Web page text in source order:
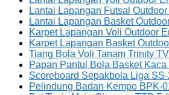
Lantai Lapangan Futsal
Lantai Lapangan Basket
Karpet Lapangan Voli Outdoor
Karpet Lapangan Basket
Tiang Bola Voli Tanam Trinity
Papan Pantul Bola Basket Kaca
Scoreboard Sepakbola Liga
Pelindung Badan Kempo BPK-